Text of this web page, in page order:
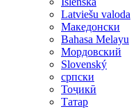
Latviešu valoda
Македонски
Bahasa Melayu
Мордовский
Slovenský
српски
Тоҷикӣ
Татар